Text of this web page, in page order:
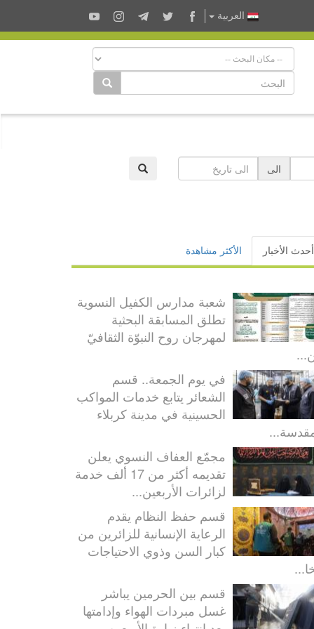
العربية
الى
أحدث الأخبار الأكثر مشاهدة
شعبة مدارس الكفيل النسوية
تطلق المسابقة البحثية
لمهرجان روح النبوّة الثقافيّ
في يوم الجمعة.. قسم
الشعائر يتابع خدمات المواكب
الحسينية في مدينة كربلاء
مجمّع العفاف النسوي يعلن
تقديمه أكثر من 17 ألف خدمة
لزائرات الأربعين...
قسم حفظ النظام يقدم
الرعاية الإنسانية للزائرين من
كبار السن وذوي الاحتياجات
قسم بين الحرمين يباشر
غسل مبردات الهواء وإدامتها